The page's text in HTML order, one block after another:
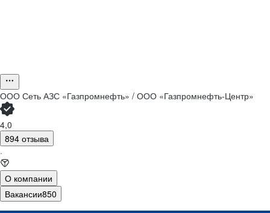
ООО Сеть АЗС «Газпромнефть» / ООО «Газпромнефть-Центр»
4,0
894 отзыва
·
О компании
Вакансии850